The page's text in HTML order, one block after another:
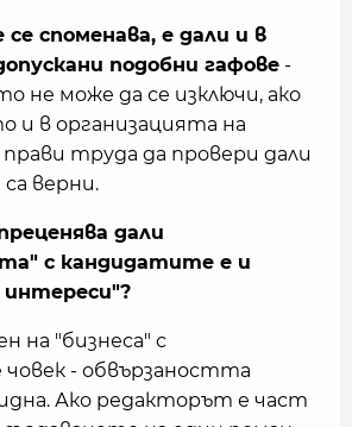
се споменава, е дали и в
подобни гафове -
не може да се изключи, ако
и в организацията на
прави труда да провери дали
верни.
дали
с кандидатите е и
на "бизнеса" с
човек - обвързаността
Ако редакторът е част